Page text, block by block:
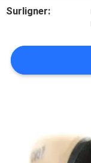
CONTACT
DEMANDE
DE
Surligner: